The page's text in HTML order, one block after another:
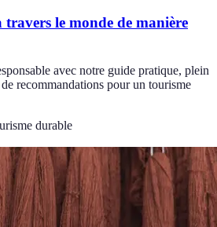
le monde de manière
avec notre guide pratique, plein
recommandations pour un tourisme
durable